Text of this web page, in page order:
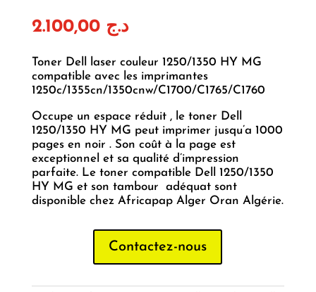
د.ج 2.100,00
Toner Dell laser couleur 1250/1350 HY MG
compatible avec les imprimantes
1250c/1355cn/1350cnw/C1700/C1765/C1760
Occupe un espace réduit , le toner Dell
1250/1350 HY MG peut imprimer jusqu’a 1000
pages en noir . Son coût à la page est
exceptionnel et sa qualité d’impression
parfaite. Le toner compatible Dell 1250/1350
HY MG et son tambour adéquat sont
disponible chez Africapap Alger Oran Algérie.
Contactez-nous